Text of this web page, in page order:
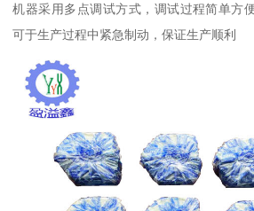
机器采用多点调试方式，调试过程简单方
可于生产过程中紧急制动，保证生产顺利